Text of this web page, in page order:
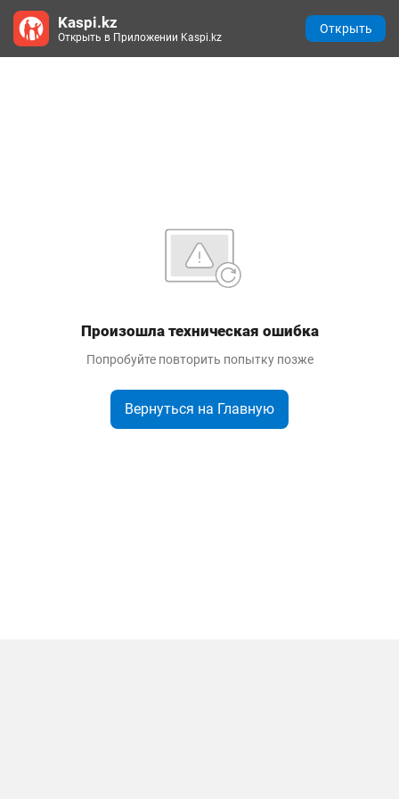
Произошла техническая ошибка
Попробуйте повторить попытку позже
Вернуться на Главную
Kaspi.kz
Открыть в Приложении Kaspi.kz
Открыть